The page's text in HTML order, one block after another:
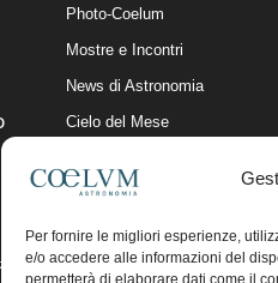
Per fornire le migliori esperienze,
e/o accedere alle informazioni del
permetterà di elaborare dati come il
Photo-Coelum
Mostre e Incontri
News di Astronomia
Cielo del Mese
Articoli e Risorse On-Line
Il Blog della Redazione